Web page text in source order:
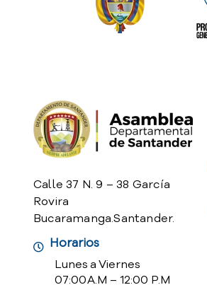
Calle 37 N. 9 – 38 García
Rovira
Bucaramanga.Santander.
Horarios
Lunes a Viernes
07:00 A.M – 12:00 P.M